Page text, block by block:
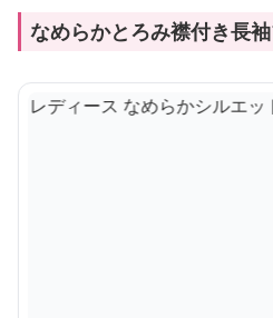
なめらかとろみ襟付き長